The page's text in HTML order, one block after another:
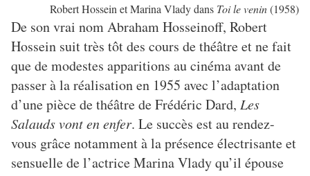
Robert Hossein et Marina Vlady dans Toi le venin(1958)
De son vrai nom Abraham Hosseinoff, Robert
Hossein suit très tôt des cours de théâtre et ne fait
que de modestes apparitions au cinéma avant de
passer à la réalisation en 1955 avec l’adaptation
d’une pièce de théâtre de Frédéric Dard, Les
Salauds vont en enfer. Le succès est au rendez-
vous grâce notamment à la présence électrisante et
sensuelle de l’actrice Marina Vlady qu’il épouse